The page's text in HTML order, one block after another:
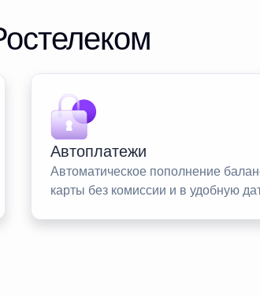
Автоплатежи
Автоматическое пополнение
карты без комиссии и в удобную